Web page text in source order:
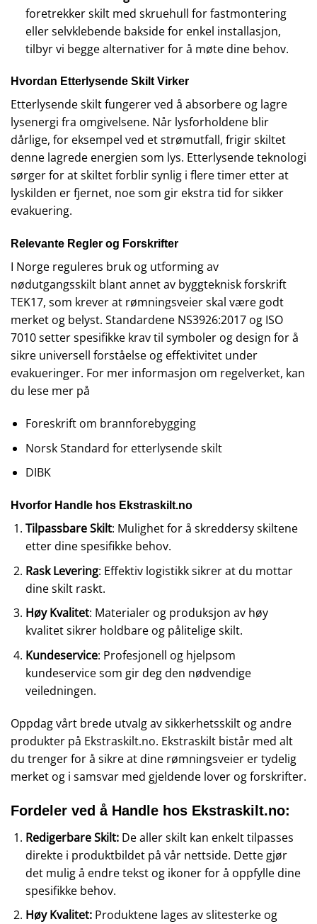
foretrekker skilt med skruehull for fastmontering
eller selvklebende bakside for enkel installasjon,
tilbyr vi begge alternativer for å møte dine behov.
Hvordan Etterlysende Skilt Virker
Etterlysende skilt fungerer ved å absorbere og lagre
lysenergi fra omgivelsene. Når lysforholdene blir
dårlige, for eksempel ved et strømutfall, frigir skiltet
denne lagrede energien som lys. Etterlysende teknologi
sørger for at skiltet forblir synlig i flere timer etter at
lyskilden er fjernet, noe som gir ekstra tid for sikker
evakuering.
Relevante Regler og Forskrifter
I Norge reguleres bruk og utforming av
nødutgangsskilt blant annet av byggteknisk forskrift
TEK17, som krever at rømningsveier skal være godt
merket og belyst. Standardene NS3926:2017 og ISO
7010 setter spesifikke krav til symboler og design for å
sikre universell forståelse og effektivitet under
evakueringer. For mer informasjon om regelverket, kan
du lese mer på
Foreskrift om brannforebygging
Norsk Standard for etterlysende skilt
DIBK
Hvorfor Handle hos Ekstraskilt.no
Tilpassbare Skilt: Mulighet for å skreddersy skiltene
etter dine spesifikke behov.
Rask Levering: Effektiv logistikk sikrer at du mottar
dine skilt raskt.
Høy Kvalitet: Materialer og produksjon av høy
kvalitet sikrer holdbare og pålitelige skilt.
Kundeservice: Profesjonell og hjelpsom
kundeservice som gir deg den nødvendige
veiledningen.
Oppdag vårt brede utvalg av sikkerhetsskilt og andre
produkter på Ekstraskilt.no. Ekstraskilt bistår med alt
du trenger for å sikre at dine rømningsveier er tydelig
merket og i samsvar med gjeldende lover og forskrifter.
Fordeler ved å Handle hos Ekstraskilt.no:
Redigerbare Skilt:De aller skilt kan enkelt tilpasses
direkte i produktbildet på vår nettside. Dette gjør
det mulig å endre tekst og ikoner for å oppfylle dine
spesifikke behov.
Høy Kvalitet:Produktene lages av slitesterke og